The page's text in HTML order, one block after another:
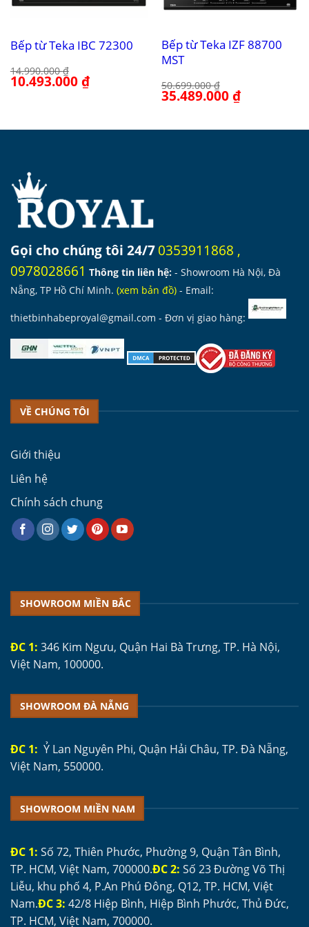
Bếp từ Teka IBC 72300
14.990.000₫
Giá
gốc
10.493.000₫Giá
hiện
Bếp từ Teka IZF 88700
MST
50.699.000₫
Giá
gốc
35.489.000₫Giá
hiện
35.489.000 ₫.
Gọi cho chúng tôi 24/70353911868 ,
0978028661 Thông tin liên hệ: - Showroom Hà Nội, Đà
Nẵng, TP Hồ Chí Minh. (xem bản đồ) - Email:
thietbinhabeproyal@gmail.com - Đơn vị giao hàng:
VỀ CHÚNG TÔI
Giới thiệu
Liên hệ
Chính sách chung
SHOWROOM MIỀN BẮC
ĐC 1: 346 Kim Ngưu, Quận Hai Bà Trưng, TP. Hà Nội,
Việt Nam, 100000.
SHOWROOM ĐÀ NẴNG
ĐC 1: Ỷ Lan Nguyên Phi, Quận Hải Châu, TP. Đà Nẵng,
Việt Nam, 550000.
SHOWROOM MIỀN NAM
ĐC 1: Số 72, Thiên Phước, Phường 9, Quận Tân Bình,
TP. HCM, Việt Nam, 700000.ĐC 2: Số 23 Đường Võ Thị
Liễu, khu phố 4, P.An Phú Đông, Q12, TP. HCM, Việt
Nam.ĐC 3: 42/8 Hiệp Bình, Hiệp Bình Phước, Thủ Đức,
TP. HCM, Việt Nam, 700000.